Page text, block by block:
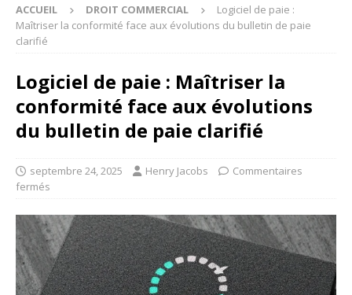
ACCUEIL DROIT COMMERCIAL
Logiciel de paie :
Maîtriser la conformité face aux évolutions du bulletin de paie
clarifié
Logiciel de paie : Maîtriser la
conformité face aux évolutions
du bulletin de paie clarifié
septembre 24, 2025 Henry Jacobs
Commentaires
fermés